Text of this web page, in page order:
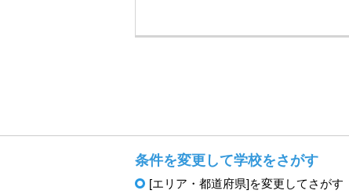
条件を変更して学校をさがす
[エリア・都道府県]を変更してさがす